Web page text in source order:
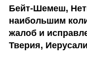
Бейт-Шемеш,
наибольшим
жалоб и
Тверия,